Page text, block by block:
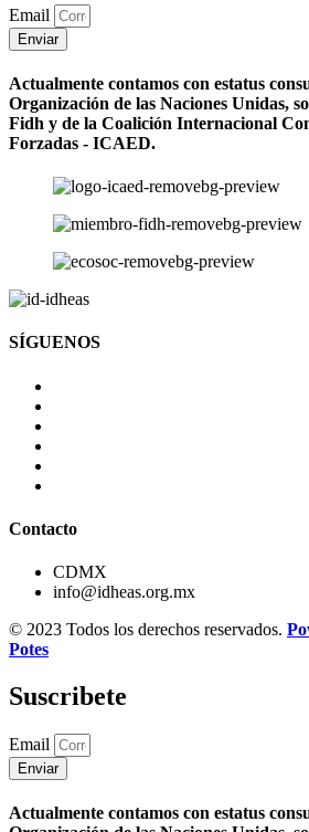
Email
Enviar
Actualmente contamos con estatus
Organización de las Naciones Unidas,
Fidh y de la Coalición Internacional
Forzadas - ICAED.
SÍGUENOS
Contacto
CDMX
info@idheas.org.mx
© 2023 Todos los derechos reservados.
Potes
Suscribete
Email
Enviar
Actualmente contamos con estatus